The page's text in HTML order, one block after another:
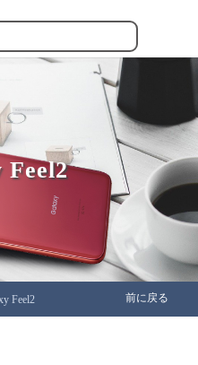
Feel2
Feel2 前に戻る